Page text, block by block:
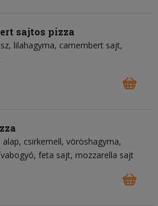
sajtos pizza
lilahagyma camembert sajt
csirkemell vöröshagyma
feta sajt mozzarella sajt